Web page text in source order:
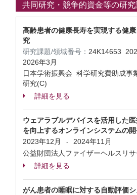
共同研究・競争的資金等の研究
高齢患者の健康長寿を実現する健
究
研究課題/領域番号： 24K14653
2026年3月
日本学術振興会 科学研究費助成事
研究(C)
詳細を見る
ウェアラブルデバイスを活用した
を向上するオンラインシステムの
2023年12月
-
2024年11月
公益財団法人ファイザーヘルスリ
詳細を見る
がん患者の睡眠に対する自動評価